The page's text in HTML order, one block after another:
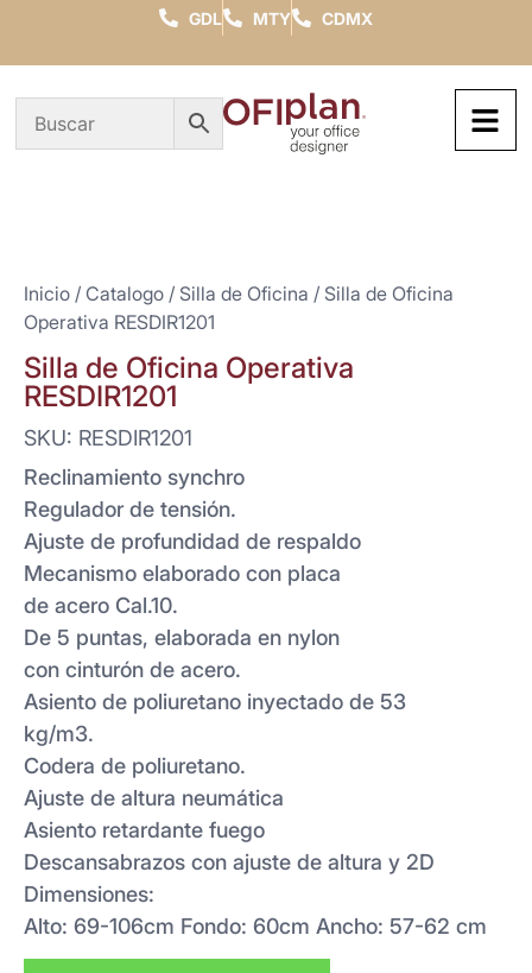
GDL MTY CDMX
Inicio / Catalogo / Silla de Oficina / Silla de Oficina
Operativa RESDIR1201
Silla de Oficina Operativa
RESDIR1201
SKU: RESDIR1201
Reclinamiento synchro
Regulador de tensión.
Ajuste de profundidad de respaldo
Mecanismo elaborado con placa
de acero Cal.10.
De 5 puntas, elaborada en nylon
con cinturón de acero.
Asiento de poliuretano inyectado de 53
kg/m3.
Codera de poliuretano.
Ajuste de altura neumática
Asiento retardante fuego
Descansabrazos con ajuste de altura y 2D
Dimensiones:
Alto: 69-106cm Fondo: 60cm Ancho: 57-62 cm